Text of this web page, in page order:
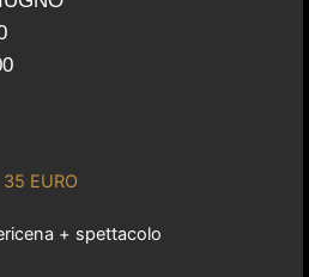
35 EURO
+ spettacolo